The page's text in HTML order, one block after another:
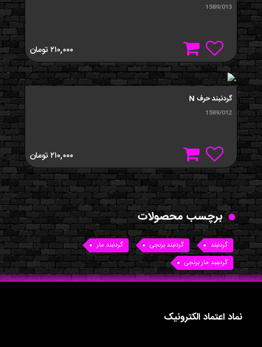
1589/013
۲۱۰,۰۰۰تومان
گردنبند حرف N
1589/012
۲۱۰,۰۰۰تومان
برچسب محصولات
گردنبند گردنبند برنجی
گردنبند مار
گردبنبد مار برنجی
نماد اعتماد الکترونیک